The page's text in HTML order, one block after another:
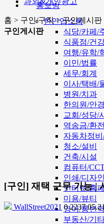
홍보방
한인업소록
식당/카페/
식품점/건
여행/유학/
이민/법률
세무/회계
이사/택배/
병원/치과
한의원/안
교회/성당/
역송금/환전
자동차정비
청소/설비
건축/시설
컴퓨터/
인쇄/디자인
인터넷/홈
미용/뷰티
영어/통번
부동산/기
홈 > 구인/구직 > 구인게시판
구인게시판
[구인] 재택 근무 가능 |
WallStreet2021 02237